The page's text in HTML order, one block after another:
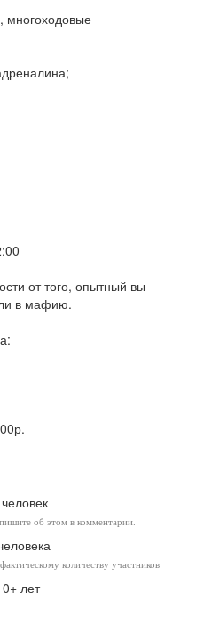
многоходовые
от того, опытный вы
в мафию.
об этом в комментарии.
количеству участников
0+ лет